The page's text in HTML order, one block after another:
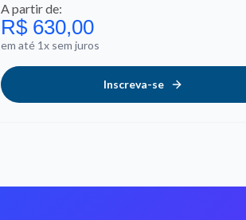
A partir de:
R$ 630,00
em até 1x sem juros
Inscreva-se